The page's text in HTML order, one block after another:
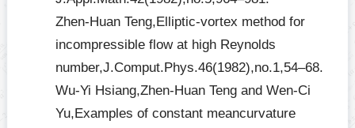
Zhen-Huan Teng,Elliptic-vortex method for
incompressible flow at high Reynolds
number,J.Comput.Phys.46(1982),no.1,54–68.
Wu-Yi Hsiang,Zhen-Huan Teng and Wen-Ci
Yu,Examples of constant meancurvature